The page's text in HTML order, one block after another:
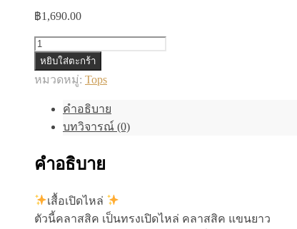
฿1,690.00
จำนวน
เสื้อ
ไหล่
หยิบใส่ตะกร้า
หมวดหมู่: Tops
คำอธิบาย
บทวิจารณ์ (0)
คำอธิบาย
เสื้อเปิดไหล่
ตัวนี้คลาสสิค เป็นทรงเปิดไหล่ คลาสสิค แขนยาว